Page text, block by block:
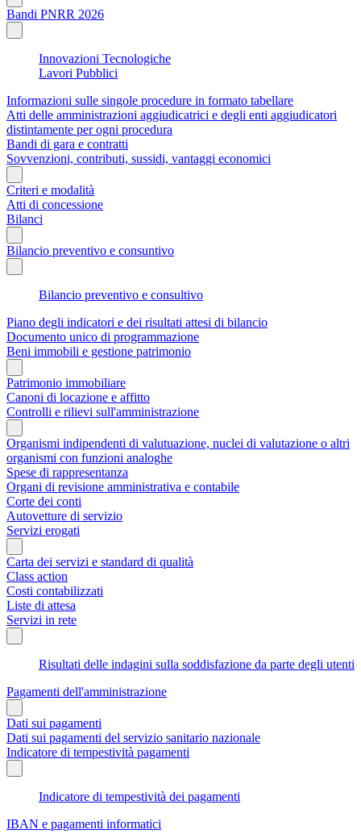
Bandi PNRR 2026
Innovazioni Tecnologiche
Lavori Pubblici
Informazioni sulle singole procedure in formato tabellare
Atti delle amministrazioni aggiudicatrici e degli enti aggiudicatori
distintamente per ogni procedura
Bandi di gara e contratti
Sovvenzioni, contributi, sussidi, vantaggi economici
Criteri e modalità
Atti di concessione
Bilanci
Bilancio preventivo e consuntivo
Bilancio preventivo e consultivo
Piano degli indicatori e dei risultati attesi di bilancio
Documento unico di programmazione
Beni immobili e gestione patrimonio
Patrimonio immobiliare
Canoni di locazione e affitto
Controlli e rilievi sull'amministrazione
Organismi indipendenti di valutuazione, nuclei di valutazione o altri
organismi con funzioni analoghe
Spese di rappresentanza
Organi di revisione amministrativa e contabile
Corte dei conti
Autovetture di servizio
Servizi erogati
Carta dei servizi e standard di qualità
Class action
Costi contabilizzati
Liste di attesa
Servizi in rete
Risultati delle indagini sulla soddisfazione da parte degli utenti
Pagamenti dell'amministrazione
Dati sui pagamenti
Dati sui pagamenti del servizio sanitario nazionale
Indicatore di tempestività pagamenti
Indicatore di tempestività dei pagamenti
IBAN e pagamenti informatici